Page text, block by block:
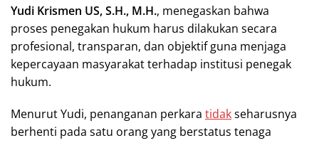
Yudi Krismen US, S.H., M.H., menegaskan bahwa
proses penegakan hukum harus dilakukan secara
profesional, transparan, dan objektif guna menjaga
kepercayaan masyarakat terhadap institusi penegak
hukum.
Menurut Yudi, penanganan perkara tidakseharusnya
berhenti pada satu orang yang berstatus tenaga